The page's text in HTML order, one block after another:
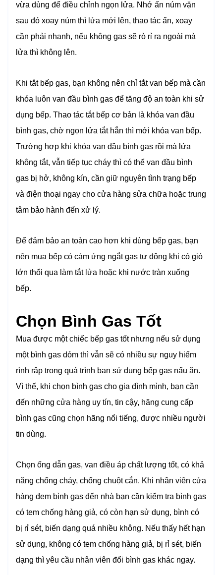
vừa dùng để điều chỉnh ngọn lửa. Nhớ ấn núm vặn
sau đó xoay núm thì lửa mới lên, thao tác ấn, xoay
cần phải nhanh, nếu không gas sẽ rò rỉ ra ngoài mà
lửa thì không lên.
Khi tắt bếp gas, bạn không nên chỉ tắt van bếp mà cần
khóa luôn van đầu bình gas để tăng độ an toàn khi sử
dụng bếp. Thao tác tắt bếp cơ bản là khóa van đầu
bình gas, chờ ngọn lửa tắt hẳn thì mới khóa van bếp.
Trường hợp khi khóa van đầu bình gas rồi mà lửa
không tắt, vẫn tiếp tục cháy thì có thể van đầu bình
gas bị hở, không kín, cần giữ nguyên tình trạng bếp
và điện thoại ngay cho cửa hàng sửa chữa hoặc trung
tâm bảo hành đến xử lý.
Để đảm bảo an toàn cao hơn khi dùng bếp gas, bạn
nên mua bếp có cảm ứng ngắt gas tự động khi có gió
lớn thổi qua làm tắt lửa hoặc khi nước tràn xuống
bếp.
Chọn Bình Gas Tốt
Mua được một chiếc bếp gas tốt nhưng nếu sử dụng
một bình gas dỏm thì vẫn sẽ có nhiều sự nguy hiểm
rình rập trong quá trình bạn sử dụng bếp gas nấu ăn.
Vì thế, khi chọn bình gas cho gia đình mình, bạn cần
đến những cửa hàng uy tín, tin cậy, hãng cung cấp
bình gas cũng chọn hãng nổi tiếng, được nhiều người
tin dùng.
Chọn ống dẫn gas, van điều áp chất lượng tốt, có khả
năng chống cháy, chống chuột cắn. Khi nhân viên cửa
hàng đem bình gas đến nhà bạn cần kiểm tra bình gas
có tem chống hàng giả, có còn hạn sử dụng, bình có
bị rỉ sét, biến dạng quá nhiều không. Nếu thấy hết hạn
sử dụng, không có tem chống hàng giả, bị rỉ sét, biến
dạng thì yêu cầu nhân viên đổi bình gas khác ngay.